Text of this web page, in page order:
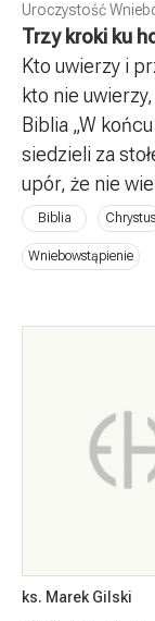
Uroczystość
Trzy kroki ku
Kto uwierzy i
kto nie
Biblia „W
siedzieli za
upór, że nie
Biblia Chrystus
Wniebowstąpienie
ks. Marek Gilski